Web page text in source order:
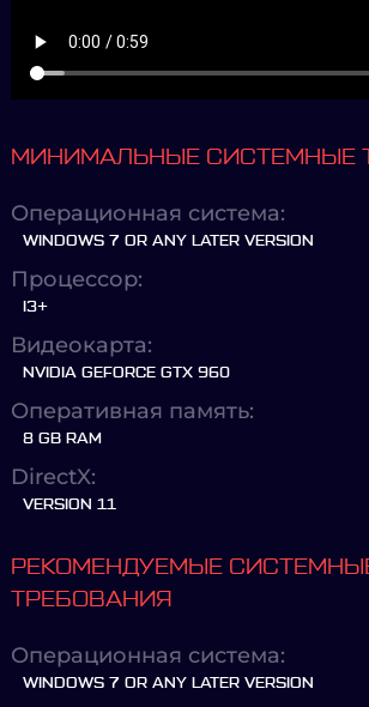
МИНИМАЛЬНЫЕ СИСТЕМНЫЕ
Операционная система:
WINDOWS 7 OR ANY LATER VERSION
Процессор:
I3+
Видеокарта:
NVIDIA GEFORCE GTX 960
Оперативная память:
8 GB RAM
DirectX:
VERSION 11
РЕКОМЕНДУЕМЫЕ
ТРЕБОВАНИЯ
Операционная система:
WINDOWS 7 OR ANY LATER VERSION